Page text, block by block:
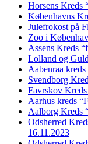
Horsens Kreds
Københavns
Julefrokost på
Zoo i
Assens Kreds
Lolland og
Aabenraa
Svendborg
Favrskov
Aarhus kreds
Aalborg Kreds
Odsherred
16.11.2023